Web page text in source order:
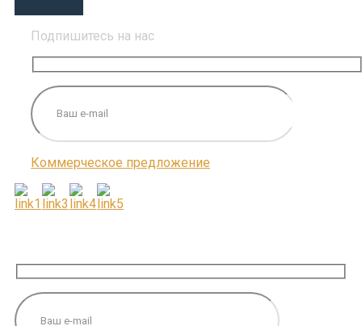
Подпишитесь на нас
Коммерческое предложение